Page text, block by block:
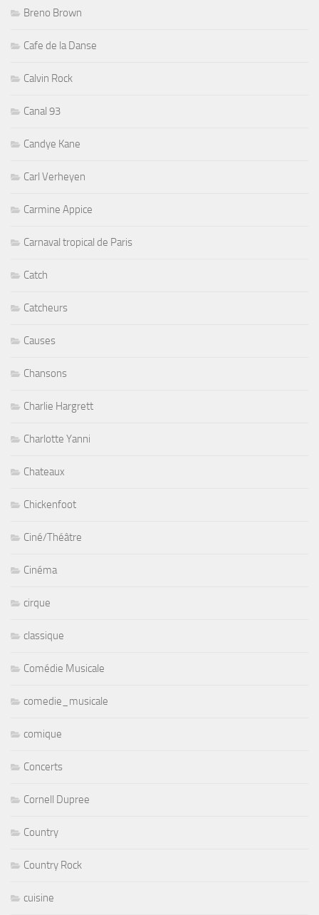
Breno Brown
Cafe de la Danse
Calvin Rock
Canal 93
Candye Kane
Carl Verheyen
Carmine Appice
Carnaval tropical de Paris
Catch
Catcheurs
Causes
Chansons
Charlie Hargrett
Charlotte Yanni
Chateaux
Chickenfoot
Ciné/Théâtre
Cinéma
cirque
classique
Comédie Musicale
comedie_musicale
comique
Concerts
Cornell Dupree
Country
Country Rock
cuisine